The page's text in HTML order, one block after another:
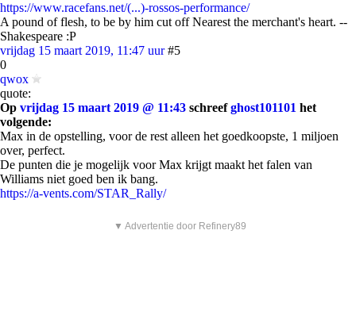
https://www.racefans.net/(...)-rossos-performance/
A pound of flesh, to be by him cut off Nearest the merchant's heart. --
Shakespeare :P
vrijdag 15 maart 2019, 11:47 uur #5
0
qwox
quote:
Op vrijdag 15 maart 2019 @ 11:43 schreefghost101101 het
volgende:
Max in de opstelling, voor de rest alleen het goedkoopste, 1 miljoen
over, perfect.
De punten die je mogelijk voor Max krijgt maakt het falen van
Williams niet goed ben ik bang.
https://a-vents.com/STAR_Rally/
▼ Advertentie door Refinery89